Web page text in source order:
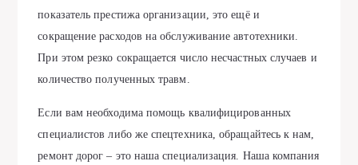
показатель престижа организации, это ещё и
сокращение расходов на обслуживание автотехники.
При этом резко сокращается число несчастных случаев и
количество полученных травм.
Если вам необходима помощь квалифицированных
специалистов либо же спецтехника, обращайтесь к нам,
ремонт дорог – это наша специализация. Наша компания